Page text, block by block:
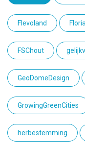
Flevoland
FSChout
GeoDomeDesign
GrowingGreenCities
herbestemming